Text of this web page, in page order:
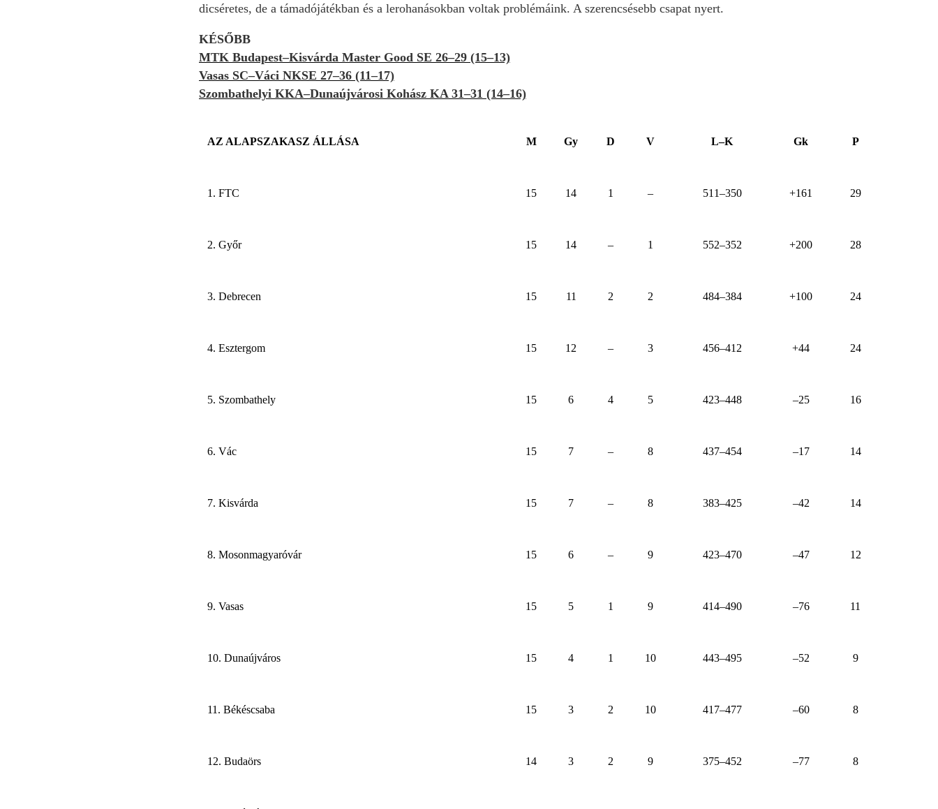
dicséretes, de a támadójátékban és a lerohanásokban voltak problémáink. A szerencsésebb csapat nyert.
KÉSŐBB
MTK Budapest–Kisvárda Master Good SE 26–29 (15–13)
Vasas SC–Váci NKSE 27–36 (11–17)
Szombathelyi KKA–Dunaújvárosi Kohász KA 31–31 (14–16)
AZ ALAPSZAKASZ ÁLLÁSA M Gy D V L–K Gk P
1. FTC 15 14 1 – 511–350 +161 29
2. Győr 15 14 – 1 552–352 +200 28
3. Debrecen 15 11 2 2 484–384 +100 24
4. Esztergom 15 12 – 3 456–412 +44 24
5. Szombathely 15 6 4 5 423–448 –25 16
6. Vác 15 7 – 8 437–454 –17 14
7. Kisvárda 15 7 – 8 383–425 –42 14
8. Mosonmagyaróvár 15 6 – 9 423–470 –47 12
9. Vasas 15 5 1 9 414–490 –76 11
10. Dunaújváros 15 4 1 10 443–495 –52 9
11. Békéscsaba 15 3 2 10 417–477 –60 8
12. Budaörs 14 3 2 9 375–452 –77 8